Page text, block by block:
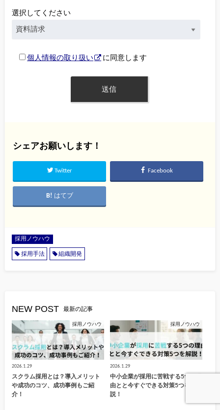
選択してください
個人情報の取り扱い に同意します
シェアお願いします！
Twitter Facebook
はてブ
採用ノウハウ
採用手法 組織開発
NEW POST 最新の記事
採用ノウハウ
2026.1.29
スクラム採用とは？導入メリット
や成功のコツ、成功事例もご紹
介！
採用ノウハウ
2026.1.29
中小企業が採用に苦戦する5つの理
由とと今すぐできる対策5つを解
説！